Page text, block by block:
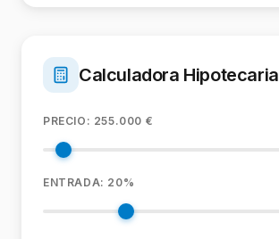
Calculadora Hipotecaria
PRECIO: 255.000 €
ENTRADA: 20%